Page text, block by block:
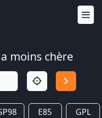
moins chère
E85 GPL